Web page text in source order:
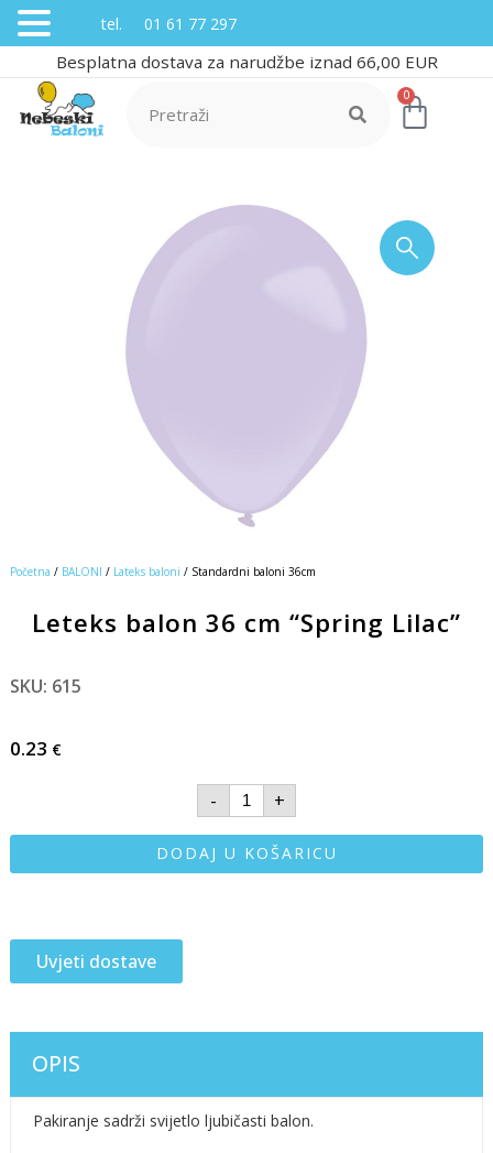
Besplatna dostava za narudžbe iznad 66,00 EUR
0
Početna / BALONI / Lateks baloni / Standardni baloni 36cm
Leteks balon 36 cm “Spring Lilac”
SKU: 615
0.23 €
- +
DODAJ U KOŠARICU
Uvjeti dostave
OPIS
Pakiranje sadrži svijetlo ljubičasti balon.
tel. 01 61 77 297